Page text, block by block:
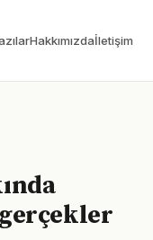
Hakkımızdaİletişim